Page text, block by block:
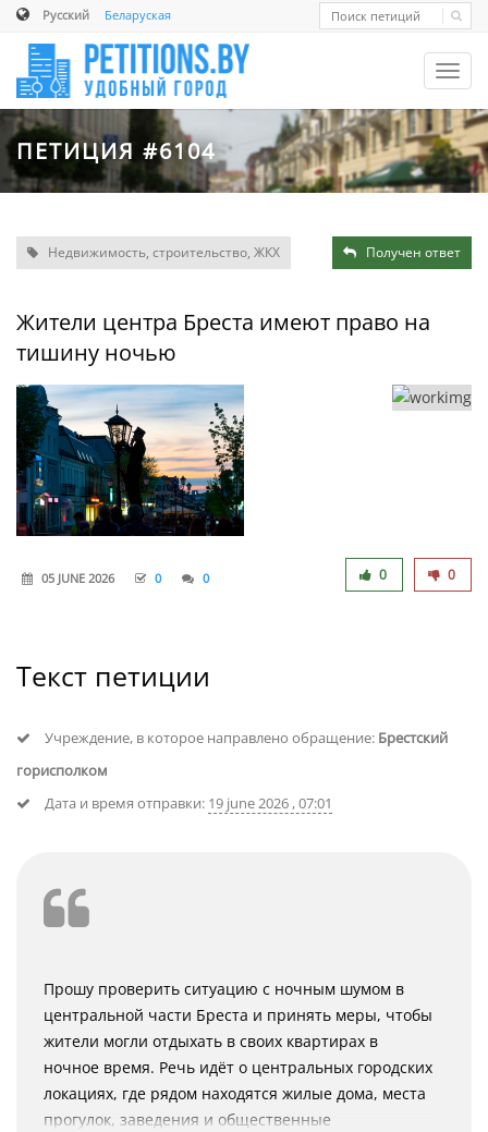
Русский Беларуская
ПЕТИЦИЯ #6104
Недвижимость, строительство, ЖКХ Получен ответ
Жители центра Бреста имеют право на
тишину ночью
05 JUNE 2026 0 0 0 0
Текст петиции
Учреждение, в которое направлено обращение: Брестский
горисполком
Дата и время отправки: 19 june 2026 , 07:01
Прошу проверить ситуацию с ночным шумом в
центральной части Бреста и принять меры, чтобы
жители могли отдыхать в своих квартирах в
ночное время. Речь идёт о центральных городских
локациях, где рядом находятся жилые дома, места
прогулок, заведения и общественные